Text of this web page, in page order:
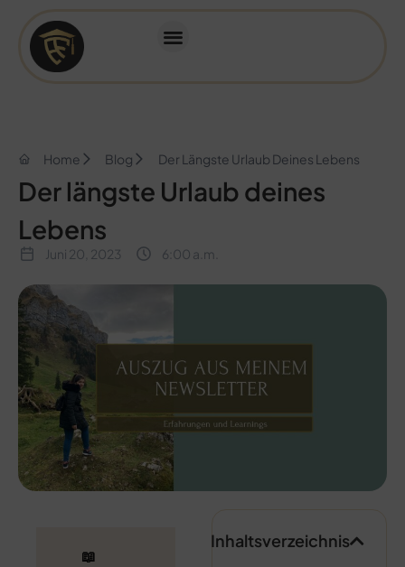
Home Blog Der Längste Urlaub Deines Lebens
Der längste Urlaub deines
Lebens
Juni 20, 2023 6:00 a.m.
📖
Inhaltsverzeichnis